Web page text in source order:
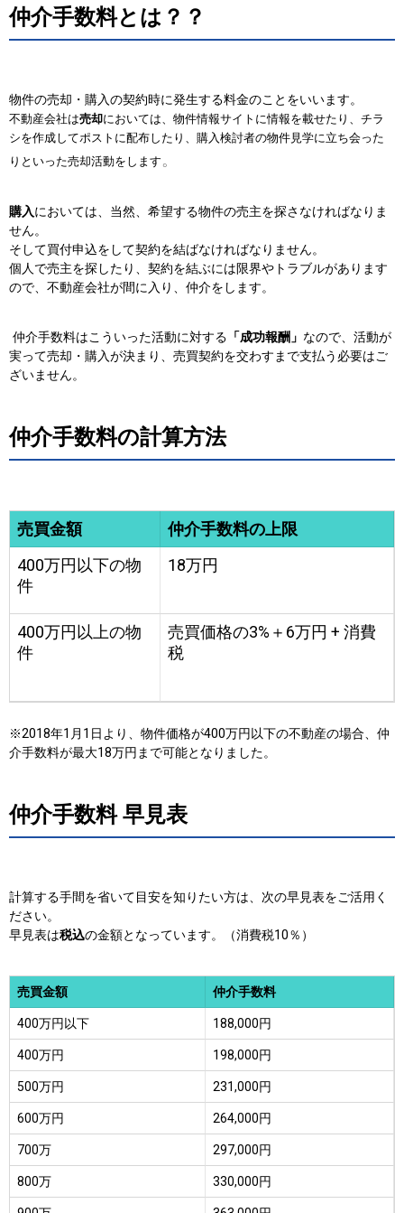
仲介手数料とは？？
物件の売却・購入の契約時に発生する料金のことをいいます。
不動産会社は売却においては、物件情報サイトに情報を載せたり、チラ
シを作成してポストに配布したり、購入検討者の物件見学に立ち会った
りといった売却活動をします 。
購入においては、当然、希望する物件の売主を探さなければなりま
せん。
そして買付申込をして契約を結ばなければなりません。
個人で売主を探したり、契約を結ぶには限界やトラブルがあります
ので、不動産会社が間に入り、仲介をします。
仲介手数料はこういった活動に対する 「成功報酬」 なので、活動が
実って売却・購入が決まり、売買契約を交わすまで支払う必要はご
ざいません。
仲介手数料の計算方法
売買金額
仲介手数料の上限
400万円以下の物
件
18万円
400万円以上の物
件
売買価格の3% ＋6万円 + 消費
税
※2018年1月1日より、物件価格が400万円以下の不動産の場合、仲
介手数料が最大18万円 まで可能となりました。
仲介手数料 早見表
計算する手間を省いて目安を知りたい方は、 次の早見表をご活用く
ださい。
早見表は税込の金額となっています。（消費税10％）
売買金額 仲介手数料
400万円以下 188,000円
400万円 198,000円
500万円 231,000円
600万円 264,000円
700万 297,000円
800万 330,000円